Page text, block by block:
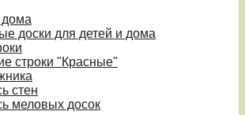
доски для детей и дома
строки "Красные"
стен
меловых досок